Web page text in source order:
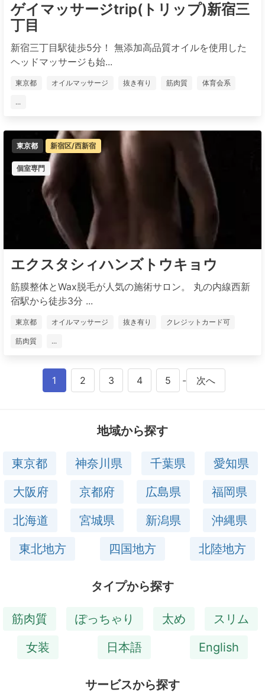
ゲイマッサージtrip(トリップ)新宿三
丁目
新宿三丁目駅徒歩5分！ 無添加高品質オイルを使用した
ヘッドマッサージも始...
東京都 オイルマッサージ 抜き有り 筋肉質 体育会系
...
東京都 新宿区/西新宿
個室専門
エクスタシィハンズトウキョウ
筋膜整体とWax脱毛が人気の施術サロン。 丸の内線西新
宿駅から徒歩3分 ...
東京都 オイルマッサージ 抜き有り クレジットカード可
筋肉質 ...
1 2 3 4 5 - 次へ
地域から探す
東京都 神奈川県 千葉県
愛知県
大阪府
京都府 広島県
福岡県
北海道
宮城県 新潟県
沖縄県
東北地方
四国地方 北陸地方
タイプから探す
筋肉質 ぽっちゃり 太め
スリム
女装
日本語 English
サービスから探す